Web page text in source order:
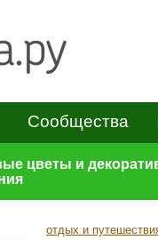
Сообщества
цветы и
отдых и